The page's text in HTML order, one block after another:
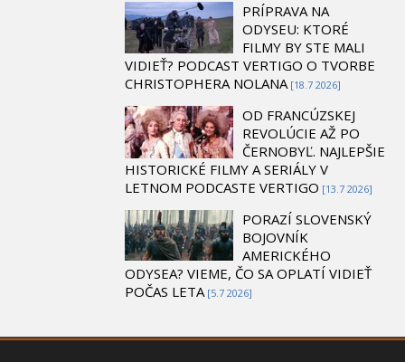
PRÍPRAVA NA
ODYSEU: KTORÉ
FILMY BY STE MALI
VIDIEŤ? PODCAST VERTIGO O TVORBE
CHRISTOPHERA NOLANA [18.7 2026]
OD FRANCÚZSKEJ
REVOLÚCIE AŽ PO
ČERNOBYĽ. NAJLEPŠIE
HISTORICKÉ FILMY A SERIÁLY V
LETNOM PODCASTE VERTIGO [13.7 2026]
PORAZÍ SLOVENSKÝ
BOJOVNÍK
AMERICKÉHO
ODYSEA? VIEME, ČO SA OPLATÍ VIDIEŤ
POČAS LETA [5.7 2026]